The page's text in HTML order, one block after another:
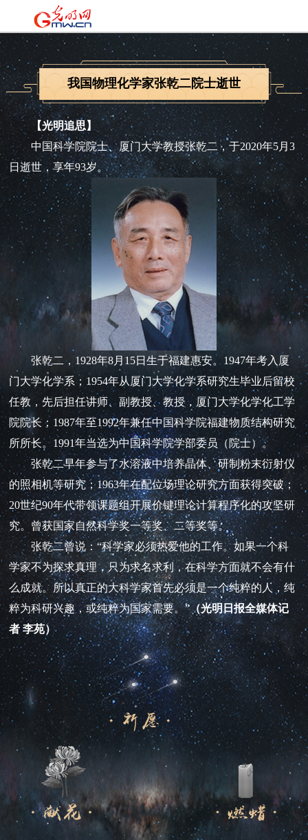
我国物理化学家张乾二院士逝世
【光明追思】
中国科学院院士、厦门大学教授张乾二，于2020年5月3
日逝世，享年93岁。
张乾二，1928年8月15日生于福建惠安。1947年考入厦
门大学化学系；1954年从厦门大学化学系研究生毕业后留校
任教，先后担任讲师、副教授、教授，厦门大学化学化工学
院院长；1987年至1992年兼任中国科学院福建物质结构研究
所所长。1991年当选为中国科学院学部委员（院士）。
张乾二早年参与了水溶液中培养晶体、研制粉末衍射仪
的照相机等研究；1963年在配位场理论研究方面获得突破；
20世纪90年代带领课题组开展价键理论计算程序化的攻坚研
究。曾获国家自然科学奖一等奖、二等奖等。
张乾二曾说：“科学家必须热爱他的工作。如果一个科
学家不为探求真理，只为求名求利，在科学方面就不会有什
么成就。所以真正的大科学家首先必须是一个纯粹的人，纯
粹为科研兴趣，或纯粹为国家需要。”（光明日报全媒体记
者 李苑）